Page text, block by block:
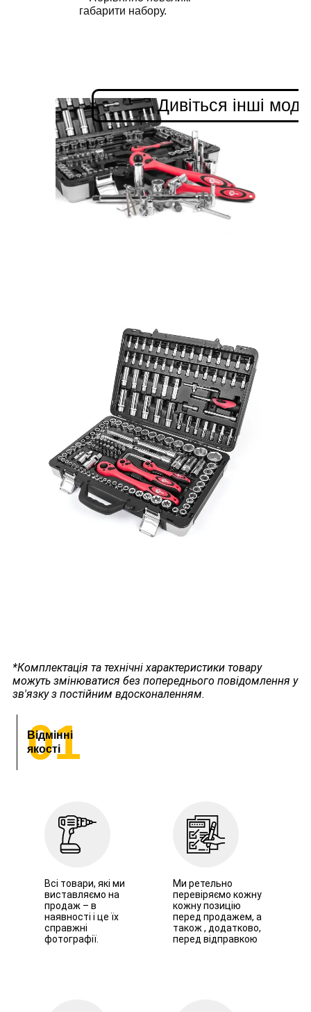
габарити набору.
Дивіться інші
*Комплектація та технічні характеристики товару
можуть змінюватися без попереднього повідомлення у
зв'язку з постійним вдосконаленням.
01
Відмінні
якості
Всі товари, які ми
виставляємо на
продаж – в
наявності і це їх
справжні
фотографії.
Ми ретельно
перевіряємо кожну
кожну позицію
перед продажем, а
також , додатково,
перед відправкою